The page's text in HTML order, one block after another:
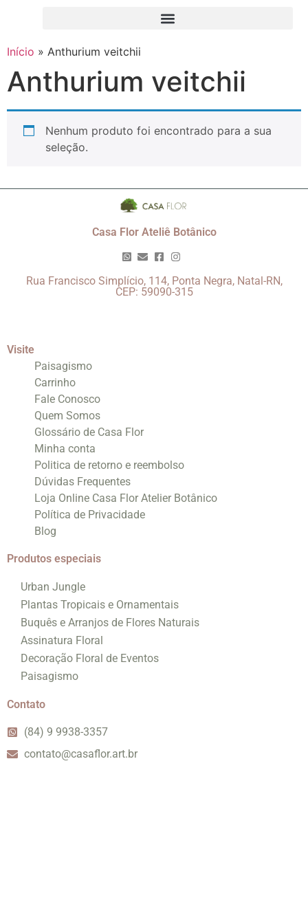
Início » Anthurium veitchii
Anthurium veitchii
Nenhum produto foi encontrado para a sua
seleção.
Casa Flor Ateliê Botânico
Rua Francisco Simplício, 114, Ponta Negra, Natal-RN,
CEP: 59090-315
Visite
Paisagismo
Carrinho
Fale Conosco
Quem Somos
Glossário de Casa Flor
Minha conta
Politica de retorno e reembolso
Dúvidas Frequentes
Loja Online Casa Flor Atelier Botânico
Política de Privacidade
Blog
Produtos especiais
Urban Jungle
Plantas Tropicais e Ornamentais
Buquês e Arranjos de Flores Naturais
Assinatura Floral
Decoração Floral de Eventos
Paisagismo
Contato
(84) 9 9938-3357
contato@casaflor.art.br